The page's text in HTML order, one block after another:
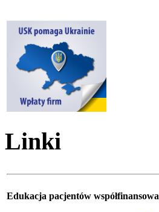
Linki
Edukacja pacjentów